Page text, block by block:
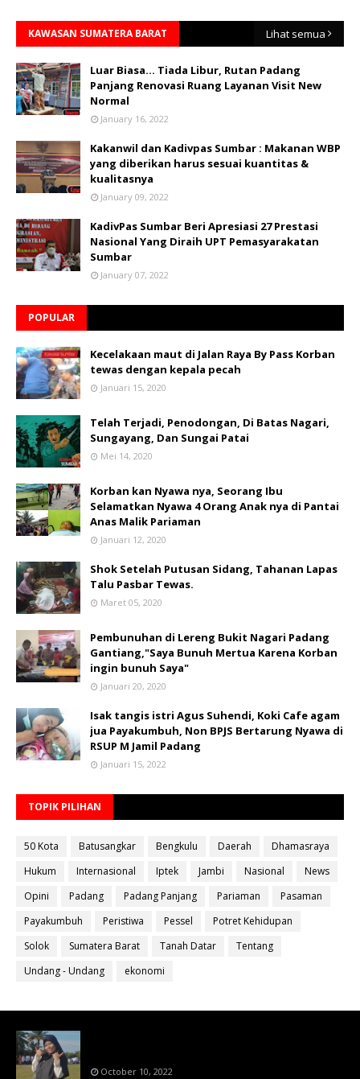
KAWASAN SUMATERA BARAT Lihat semua
Luar Biasa... Tiada Libur, Rutan Padang
Panjang Renovasi Ruang Layanan Visit New
Normal
January 16, 2022
Kakanwil dan Kadivpas Sumbar : Makanan WBP
yang diberikan harus sesuai kuantitas &
kualitasnya
January 09, 2022
KadivPas Sumbar Beri Apresiasi 27 Prestasi
Nasional Yang Diraih UPT Pemasyarakatan
Sumbar
January 07, 2022
POPULAR
Kecelakaan maut di Jalan Raya By Pass Korban
tewas dengan kepala pecah
Januari 15, 2020
Telah Terjadi, Penodongan, Di Batas Nagari,
Sungayang, Dan Sungai Patai
Mei 14, 2020
Korban kan Nyawa nya, Seorang Ibu
Selamatkan Nyawa 4 Orang Anak nya di Pantai
Anas Malik Pariaman
Januari 12, 2020
Shok Setelah Putusan Sidang, Tahanan Lapas
Talu Pasbar Tewas.
Maret 05, 2020
Pembunuhan di Lereng Bukit Nagari Padang
Gantiang,"Saya Bunuh Mertua Karena Korban
ingin bunuh Saya"
Januari 20, 2020
Isak tangis istri Agus Suhendi, Koki Cafe agam
jua Payakumbuh, Non BPJS Bertarung Nyawa di
RSUP M Jamil Padang
Januari 15, 2022
TOPIK PILIHAN
50 Kota Batusangkar Bengkulu Daerah
Dhamasraya
Hukum
Internasional Iptek Jambi Nasional
News
Opini
Padang Padang Panjang Pariaman
Pasaman
Payakumbuh
Peristiwa Pessel
Potret Kehidupan
Solok
Sumatera Barat Tanah Datar
Tentang
Undang - Undang
ekonomi
October 10, 2022